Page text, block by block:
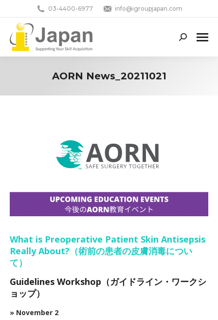
03-4400-6977 info@igroupjapan.com
Search:
AORN News_20211021
What is Preoperative Patient Skin Antisepsis
Really About?（術前の患者の皮膚消毒につい
て）
Guidelines Workshop（ガイドライン・ワークシ
ョップ）
» November 2